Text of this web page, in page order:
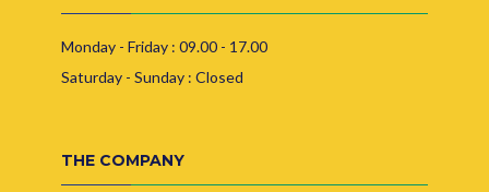
Monday - Friday : 09.00 - 17.00
Saturday - Sunday : Closed
THE COMPANY